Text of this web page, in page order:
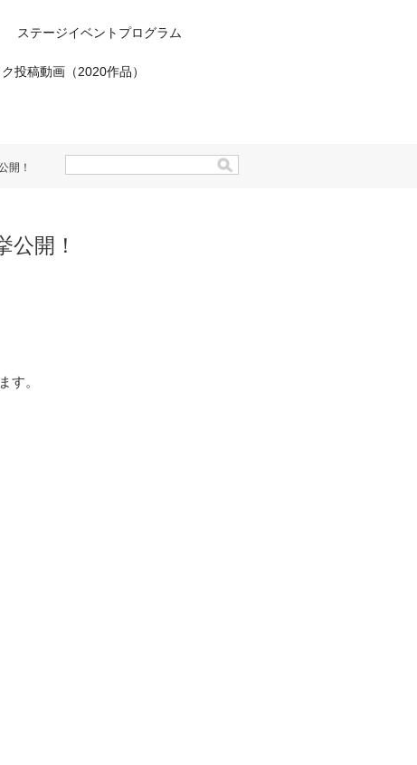
ステージイベントプログラム
投稿動画（2020作品）
開！
開！
す。